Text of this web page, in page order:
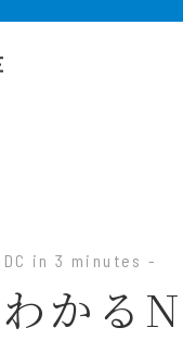
in 3 minutes -
かる